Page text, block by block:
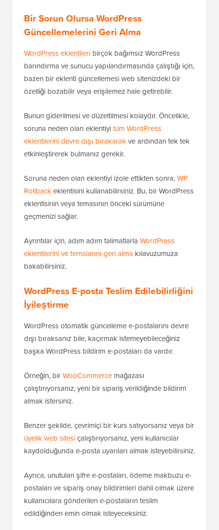
İşiniz bittiğinde, ‘Ayarları Kaydet’ düğmesine tıklamayı
unutmayın.
Hepsi bu kadar. Web siteniz için WordPress otomatik
bıraktınız.
Bir Sorun Olursa WordPress
Güncellemelerini Geri Alma
WordPress eklentileribirçok bağımsız WordPress
barındırma ve sunucu yapılandırmasında çalıştığı için,
bazen bir eklenti güncellemesi web sitenizdeki bir
özelliği bozabilir veya erişilemez hale getirebilir.
Bunun giderilmesi ve düzeltilmesi kolaydır. Öncelikle,
soruna neden olan eklentiyitüm WordPress
eklentilerini devre dışı bırakarak
Soruna neden olan eklentiyi izole ettikten sonra,
eklentisinin veya temasının önceki sürümüne
geçmenizi sağlar.
eklentilerini ve temalarını geri almakılavuzumuza
bakabilirsiniz.
İyileştirme
WordPress otomatik güncelleme e-postalarını devre
başka WordPress bildirim e-postaları da vardır.
Örneğin, bir WooCommercemağazası
çalıştırıyorsanız, yeni bir sipariş verildiğinde bildirim